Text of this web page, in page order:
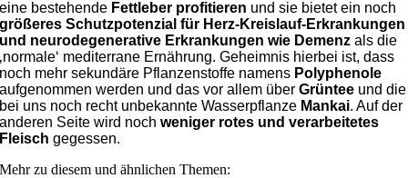
eine bestehende Fettleber profitieren und sie bietet ein noch
größeres Schutzpotenzial für Herz-Kreislauf-Erkrankungen
und neurodegenerative Erkrankungen wie Demenz als die
‚normale‘ mediterrane Ernährung. Geheimnis hierbei ist, dass
noch mehr sekundäre Pflanzenstoffe namens Polyphenole
aufgenommen werden und das vor allem überGrüntee und die
bei uns noch recht unbekannte Wasserpflanze Mankai. Auf der
anderen Seite wird nochweniger rotes und verarbeitetes
Fleisch gegessen.
Mehr zu diesem und ähnlichen Themen: